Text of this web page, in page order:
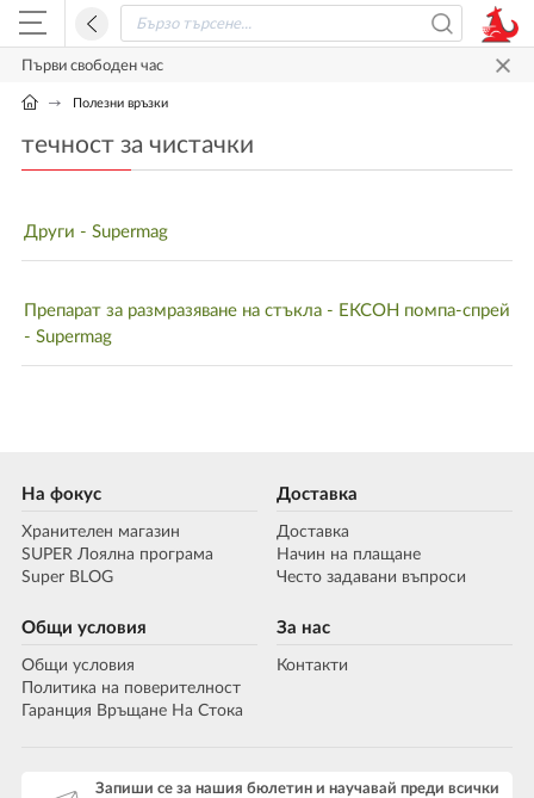
Първи свободен час
Полезни връзки
течност за чистачки
Други - Supermag
Препарат за размразяване на стъкла - ЕКСОН помпа-спрей
- Supermag
На фокус
Хранителен магазин
SUPER Лоялна програма
Super BLOG
Доставка
Доставка
Начин на плащане
Често задавани въпроси
Общи условия
Общи условия
Политика на поверителност
Гаранция Връщане На Стока
За нас
Контакти
Запиши се за нашия бюлетин и научавай преди всички